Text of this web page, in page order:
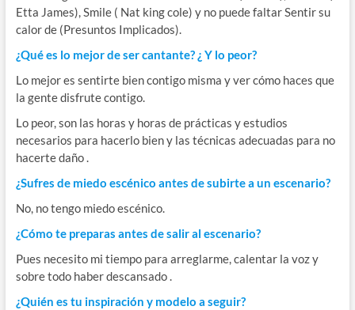
Etta James), Smile ( Nat king cole) y no puede faltar Sentir su
calor de (Presuntos Implicados).
¿Qué es lo mejor de ser cantante? ¿ Y lo peor?
Lo mejor es sentirte bien contigo misma y ver cómo haces que
la gente disfrute contigo.
Lo peor, son las horas y horas de prácticas y estudios
necesarios para hacerlo bien y las técnicas adecuadas para no
hacerte daño .
¿Sufres de miedo escénico antes de subirte a un escenario?
No, no tengo miedo escénico.
¿Cómo te preparas antes de salir al escenario?
Pues necesito mi tiempo para arreglarme, calentar la voz y
sobre todo haber descansado .
¿Quién es tu inspiración y modelo a seguir?